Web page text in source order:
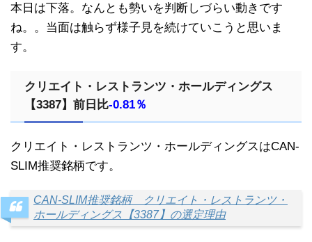
本日は下落。なんとも勢いを判断しづらい動きです
ね。。当面は触らず様子見を続けていこうと思いま
す。
クリエイト・レストランツ・ホールディングス
【3387】前日比-0.81％
クリエイト・レストランツ・ホールディングスはCAN-
SLIM推奨銘柄です。
CAN-SLIM推奨銘柄 クリエイト・レストランツ・
ホールディングス【3387】の選定理由